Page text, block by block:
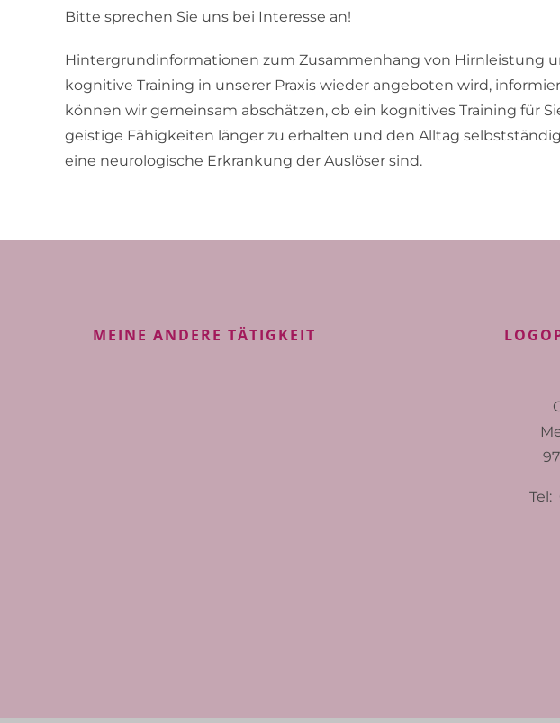
Bitte sprechen Sie uns bei Interesse an!
Hintergrundinformationen zum Zusammenhang von Hirnleistung
kognitive Training in unserer Praxis wieder angeboten wird,
können wir gemeinsam abschätzen, ob ein kognitives Training für
geistige Fähigkeiten länger zu erhalten und den Alltag
eine neurologische Erkrankung der Auslöser sind.
MEINE ANDERE TÄTIGKEIT
Tel: